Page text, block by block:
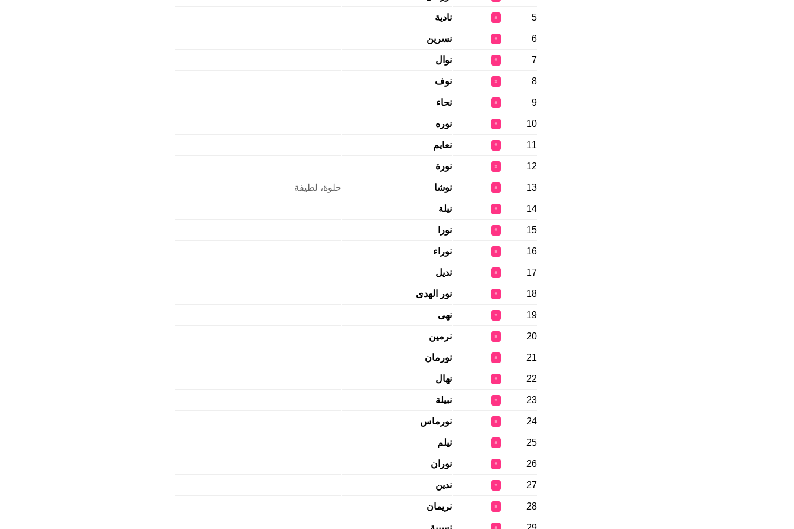
5
♀ نادية
6
♀ نسرين
7
♀ نوال
8
♀ نوف
9
♀ نحاء
10
♀ نوره
11
♀ نعايم
12
♀ نورة
13
♀ نوشا حلوة، لطيفة
14
♀ نيلة
15
♀ نورا
16
♀ نوراء
17
♀ نديل
18
♀ نور الهدى
19
♀ نهى
20
♀ نرمين
21
♀ نورمان
22
♀ نهال
23
♀ نبيلة
24
♀ نورماس
25
♀ نيلم
26
♀ نوران
27
♀ ندين
28
♀ نريمان